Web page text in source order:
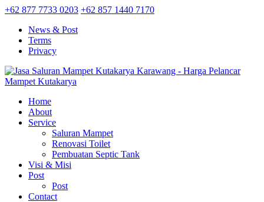
+62 877 7733 0203 +62 857 1440 7170
News & Post
Terms
Privacy
Home
About
Service
Saluran Mampet
Renovasi Toilet
Pembuatan Septic Tank
Visi & Misi
Post
Post
Contact